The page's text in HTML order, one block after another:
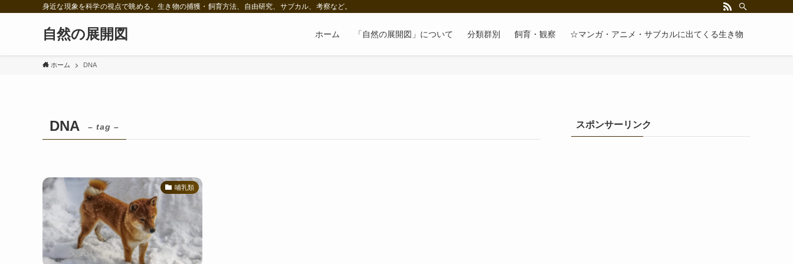
身近な現象を科学の視点で眺める。生き物の捕獲・飼育方法、自由研究、サブカル、考察など。
自然の展開図 ホーム 「自然の展開図」について 分類群別 飼育・観察 ☆マンガ・アニメ・サブカルに出てくる生き物
ホーム DNA
DNA – tag –
哺乳類
スポンサーリンク